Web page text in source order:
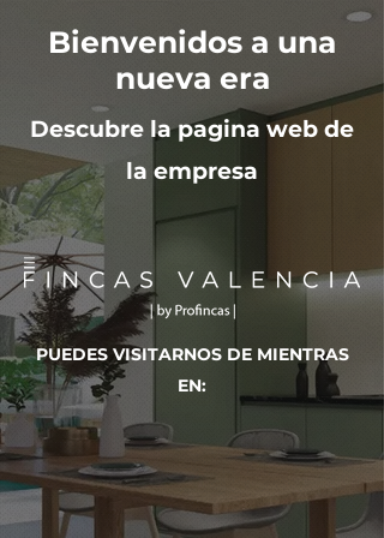
Bienvenidos a una
nueva era
Descubre la pagina web de
la empresa
PUEDES VISITARNOS DE MIENTRAS
EN: